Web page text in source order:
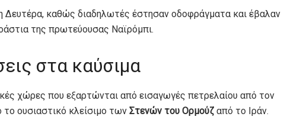
Δευτέρα, καθώς διαδηλωτές έστησαν οδοφράγματα και έβαλαν
της πρωτεύουσας Ναϊρόμπι.
στα καύσιμα
χώρες που εξαρτώνται από εισαγωγές πετρελαίου από τον
ουσιαστικό κλείσιμο των Στενών του Ορμούζ από το Ιράν.